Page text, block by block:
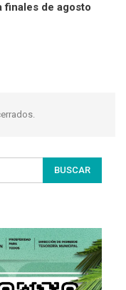
finales de agosto